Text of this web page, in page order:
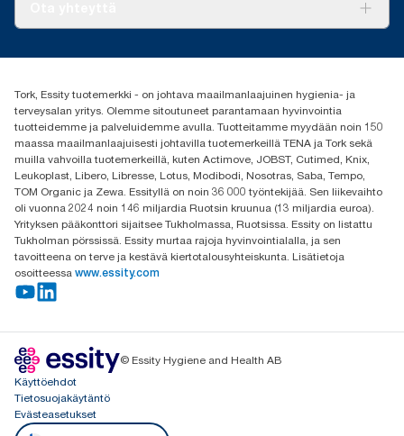
(+358) 9 5068 8222
Oy Essity Finland Ab
Revontulenkuja 1
02100 Espoo
Tork, Essity tuotemerkki - on johtava maailmanlaajuinen hygienia- ja
terveysalan yritys. Olemme sitoutuneet parantamaan hyvinvointia
tuotteidemme ja palveluidemme avulla. Tuotteitamme myydään noin 150
maassa maailmanlaajuisesti johtavilla tuotemerkeillä TENA ja Tork sekä
muilla vahvoilla tuotemerkeillä, kuten Actimove, JOBST, Cutimed, Knix,
Leukoplast, Libero, Libresse, Lotus, Modibodi, Nosotras, Saba, Tempo,
TOM Organic ja Zewa. Essityllä on noin 36 000 työntekijää. Sen liikevaihto
oli vuonna 2024 noin 146 miljardia Ruotsin kruunua (13 miljardia euroa).
Yrityksen pääkonttori sijaitsee Tukholmassa, Ruotsissa. Essity on listattu
Tukholman pörssissä. Essity murtaa rajoja hyvinvointialalla, ja sen
tavoitteena on terve ja kestävä kiertotalousyhteiskunta. Lisätietoja
osoitteessa www.essity.com
© Essity Hygiene and Health AB
Käyttöehdot
Tietosuojakäytäntö
Evästeasetukset